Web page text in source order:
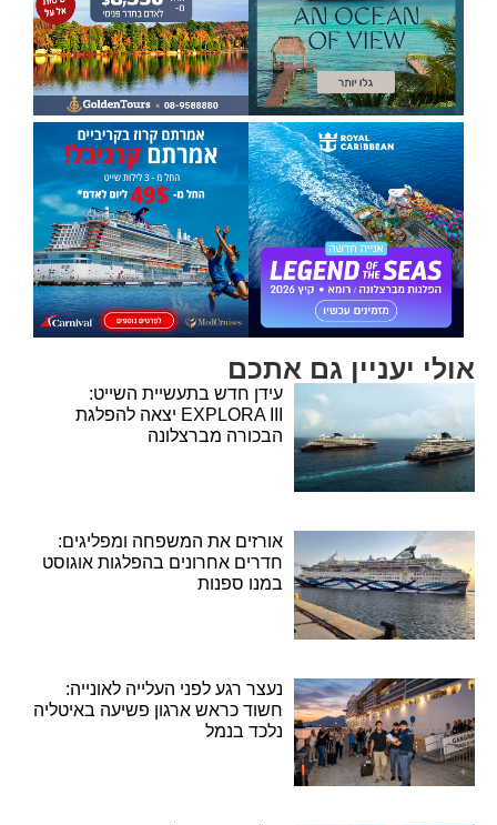
אולי יעניין גם אתכם
עידן חדש בתעשיית השייט:
EXPLORA III יצאה להפלגת
הבכורה מברצלונה
אורזים את המשפחה ומפליגים:
חדרים אחרונים בהפלגות אוגוסט
במנו ספנות
נעצר רגע לפני העלייה לאונייה:
חשוד כראש ארגון פשיעה באיטליה
נלכד בנמל